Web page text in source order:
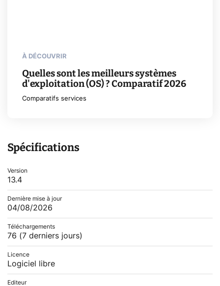
À DÉCOUVRIR
Quelles sont les meilleurs systèmes
d'exploitation (OS) ? Comparatif 2026
Comparatifs services
Spécifications
Version
13.4
Dernière mise à jour
04/08/2026
Téléchargements
76 (7 derniers jours)
Licence
Logiciel libre
Editeur